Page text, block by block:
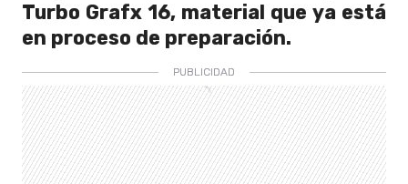
Turbo Grafx 16, material que ya está
en proceso de preparación.